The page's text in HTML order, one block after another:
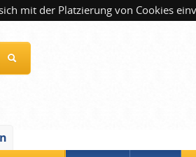
mit der Platzierung von Cookies